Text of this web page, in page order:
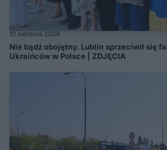
10 sierpnia 2026
Nie bądź obojętny. Lublin sprzeciwił się
Ukraińców w Polsce | ZDJĘCIA